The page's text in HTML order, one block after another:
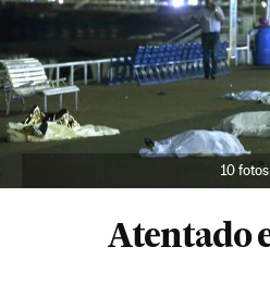
10 fotos
Atentado